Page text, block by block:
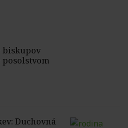
biskupov
posolstvom
Duchovná